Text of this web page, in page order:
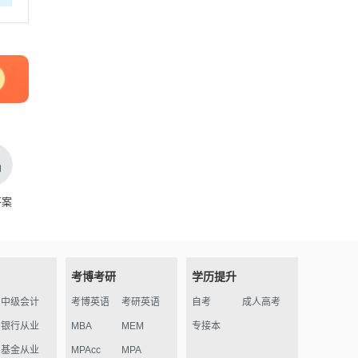
中级会计
银行从业
基金从业
考博考研
考博英语 考研英语
MBA MEM
MPAcc MPA
学历提升
自考 成人高考
专接本